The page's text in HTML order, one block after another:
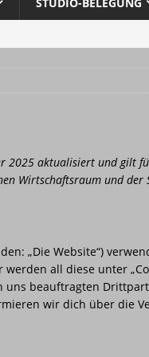
Übertreibungen“
2025 aktualisiert und gilt
Wirtschaftsraum und der
„Die Website“)
all diese unter
uns beauftragten
wir dich über die